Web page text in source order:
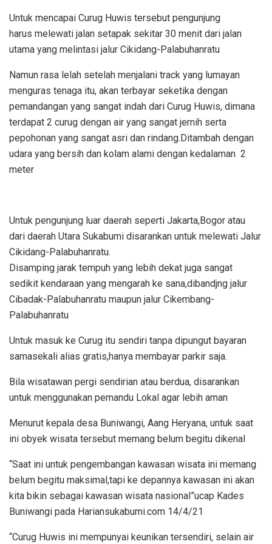
Untuk mencapai Curug Huwis tersebut pengunjung
harus melewati jalan setapak sekitar 30 menit dari jalan
utama yang melintasi jalur Cikidang-Palabuhanratu
Namun rasa lelah setelah menjalani track yang lumayan
menguras tenaga itu, akan terbayar seketika dengan
pemandangan yang sangat indah dari Curug Huwis, dimana
terdapat 2 curug dengan air yang sangat jernih serta
pepohonan yang sangat asri dan rindang.Ditambah dengan
udara yang bersih dan kolam alami dengan kedalaman 2
meter
Untuk pengunjung luar daerah seperti Jakarta,Bogor atau
dari daerah Utara Sukabumi disarankan untuk melewati Jalur
Cikidang-Palabuhanratu.
Disamping jarak tempuh yang lebih dekat juga sangat
sedikit kendaraan yang mengarah ke sana,dibandjng jalur
Cibadak-Palabuhanratu maupun jalur Cikembang-
Palabuhanratu
Untuk masuk ke Curug itu sendiri tanpa dipungut bayaran
samasekali alias gratis,hanya membayar parkir saja.
Bila wisatawan pergi sendirian atau berdua, disarankan
untuk menggunakan pemandu Lokal agar lebih aman
Menurut kepala desa Buniwangi, Aang Heryana, untuk saat
ini obyek wisata tersebut memang belum begitu dikenal
“Saat ini untuk pengembangan kawasan wisata ini memang
belum begitu maksimal,tapi ke depannya kawasan ini akan
kita bikin sebagai kawasan wisata nasional”ucap Kades
Buniwangi pada Hariansukabumi.com 14/4/21
“Curug Huwis ini mempunyai keunikan tersendiri, selain air